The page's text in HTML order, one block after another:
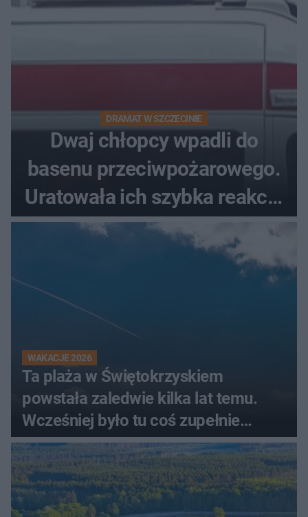
DRAMAT W SZCZECINIE
Dwaj chłopcy wpadli do
basenu przeciwpożarowego.
Uratowała ich szybka reakcja
świadków
WAKACJE 2026
Ta plaża w Świętokrzyskiem
powstała zaledwie kilka lat temu.
Wcześniej było tu coś zupełnie
innego